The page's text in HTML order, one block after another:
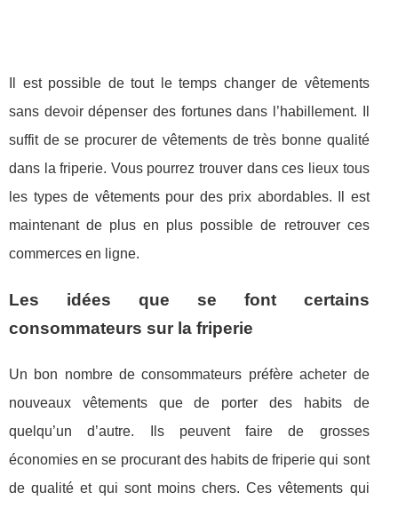
Il est possible de tout le temps changer de vêtements
sans devoir dépenser des fortunes dans l’habillement. Il
suffit de se procurer de vêtements de très bonne qualité
dans la friperie. Vous pourrez trouver dans ces lieux tous
les types de vêtements pour des prix abordables. Il est
maintenant de plus en plus possible de retrouver ces
commerces en ligne.
Les idées que se font certains
consommateurs sur la friperie
Un bon nombre de consommateurs préfère acheter de
nouveaux vêtements que de porter des habits de
quelqu’un d’autre. Ils peuvent faire de grosses
économies en se procurant des habits de friperie qui sont
de qualité et qui sont moins chers. Ces vêtements qui